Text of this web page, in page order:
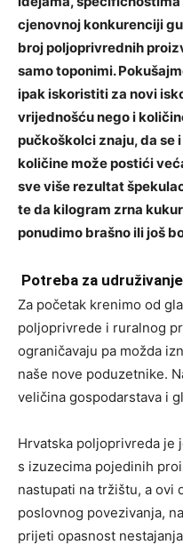
cjenovnoj konkurenciji
broj poljoprivrednih
samo toponimi.
ipak iskoristiti za novi
vrijednošću nego i
pučkoškolci znaju, da se
količine može postići
sve više rezultat
te da kilogram zrna
ponudimo brašno ili još
Potreba za
Za početak krenimo od
poljoprivrede i ruralnog
ograničavaju pa možda
naše nove poduzetnike.
veličina gospodarstava i
Hrvatska poljoprivreda je
s izuzecima pojedinih
nastupati na tržištu, a ovi
poslovnog povezivanja,
prijeti opasnost